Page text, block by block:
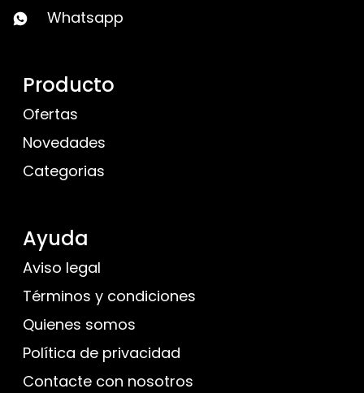
Whatsapp
Producto
Ofertas
Novedades
Categorias
Ayuda
Aviso legal
Términos y condiciones
Quienes somos
Política de privacidad
Contacte con nosotros